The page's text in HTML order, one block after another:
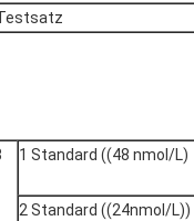
1 Standard ((48 nmol/L)
2 Standard ((24nmol/L))